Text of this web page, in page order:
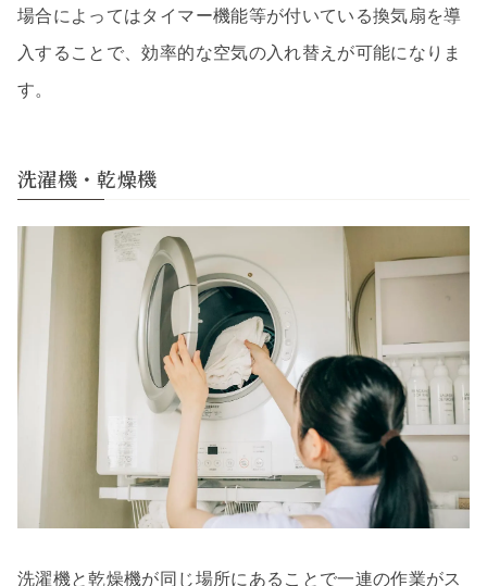
場合によってはタイマー機能等が付いている換気扇を導
入することで、効率的な空気の入れ替えが可能になりま
す。
洗濯機・乾燥機
洗濯機と乾燥機が同じ場所にあることで一連の作業がス